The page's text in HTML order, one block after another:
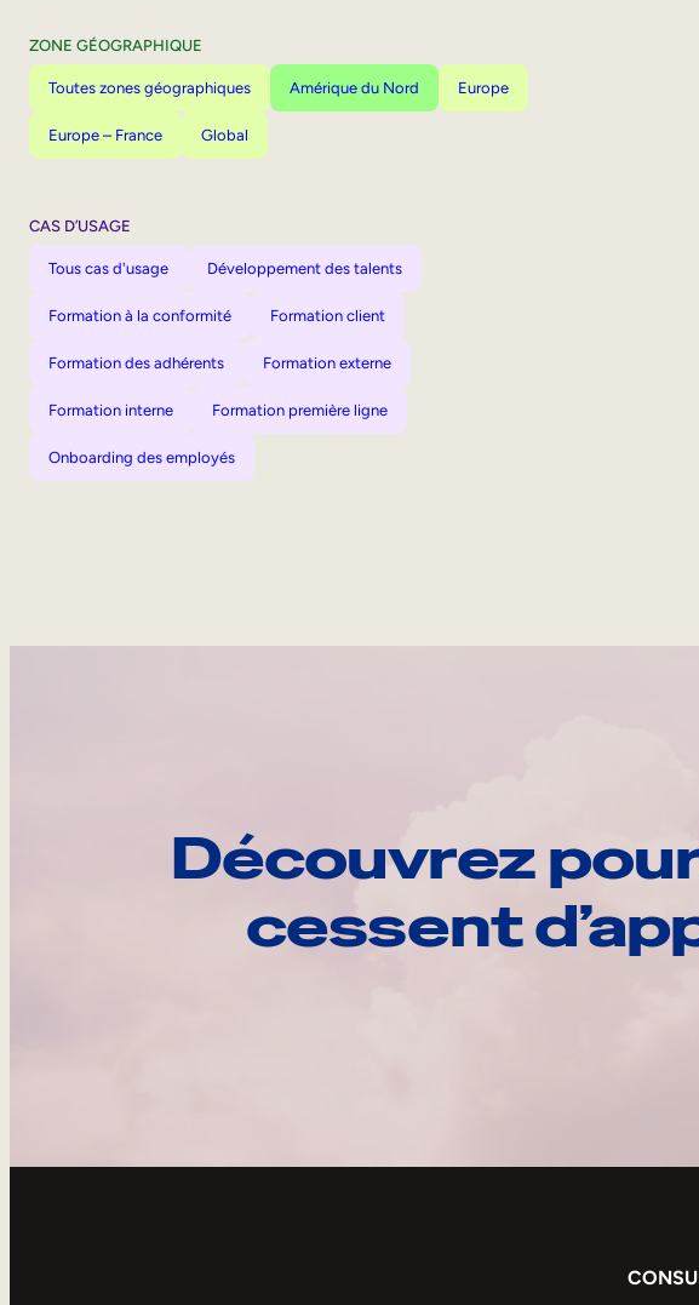
ZONE GÉOGRAPHIQUE
Toutes zones géographiques Amérique du Nord Europe
Europe – France Global
CAS D’USAGE
Tous cas d'usage Développement des talents
Formation à la conformité Formation client
Formation des adhérents Formation externe
Formation interne Formation première ligne
Onboarding des employés
Découvrez
cessent